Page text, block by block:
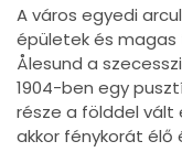
A város egyedi
épületek és magas
Ålesund a
1904-ben egy
része a földdel vált
akkor fénykorát